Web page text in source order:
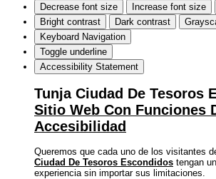
Decrease font size Increase font size
Bright contrast
Dark contrast
Keyboard Navigation
Toggle underline
Accessibility Statement
Tunja Ciudad De Tesoros
Sitio Web Con Funciones
Accesibilidad
Queremos que cada uno de los visitantes
Ciudad De Tesoros Escondidos tengan
experiencia sin importar sus limitaciones.